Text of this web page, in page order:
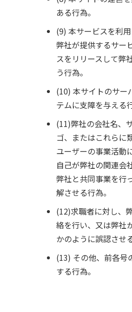
ある行為。
(9) 本サービスを利
弊社が提供するサー
スをリリースして弊
う行為。
(10) 本サイトのサー
テムに支障を与える
(11)弊社の会社名、
ゴ、またはこれらに
ユーザーの事業活動
自己が弊社の関連会
弊社と共同事業を行
解させる行為。
(12)求職者に対し、
絡を行い、又は弊社
かのように誤認させ
(13) その他、前各号
する行為。